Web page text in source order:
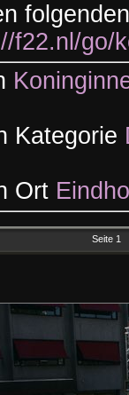
f22.nl/go/
Kategorie
Ort